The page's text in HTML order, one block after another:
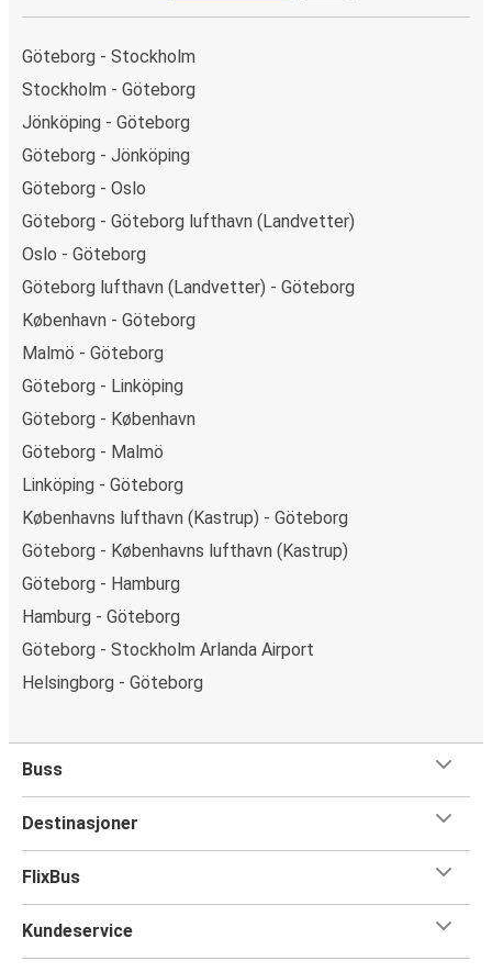
Göteborg - Stockholm
Stockholm - Göteborg
Jönköping - Göteborg
Göteborg - Jönköping
Göteborg - Oslo
Göteborg - Göteborg lufthavn (Landvetter)
Oslo - Göteborg
Göteborg lufthavn (Landvetter) - Göteborg
København - Göteborg
Malmö - Göteborg
Göteborg - Linköping
Göteborg - København
Göteborg - Malmö
Linköping - Göteborg
Københavns lufthavn (Kastrup) - Göteborg
Göteborg - Københavns lufthavn (Kastrup)
Göteborg - Hamburg
Hamburg - Göteborg
Göteborg - Stockholm Arlanda Airport
Helsingborg - Göteborg
Buss
Destinasjoner
FlixBus
Kundeservice